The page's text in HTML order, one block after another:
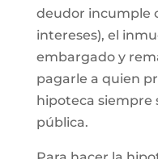
deudor incumple
intereses), el
embargado y
pagarle a quien
hipoteca siempre
pública.